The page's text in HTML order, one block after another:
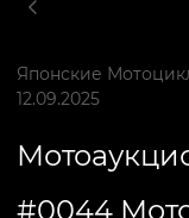
Японские
12.09.2025
#0044